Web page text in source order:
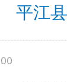
平江